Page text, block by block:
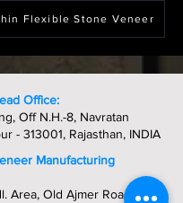
Flexible Stone Veneer
Office:
Off N.H.-8, Navratan
- 313001, Rajasthan, INDIA
Manufacturing
Area, Old Ajmer Road,